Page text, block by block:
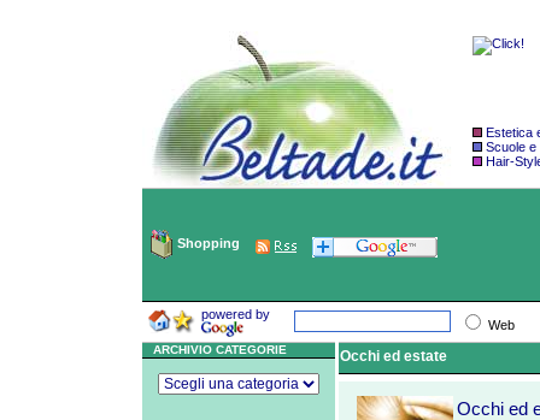
Estetica
Scuole e
Hair-
Shopping
powered by
Web
ARCHIVIO CATEGORIE Occhi ed estate
Occhi ed